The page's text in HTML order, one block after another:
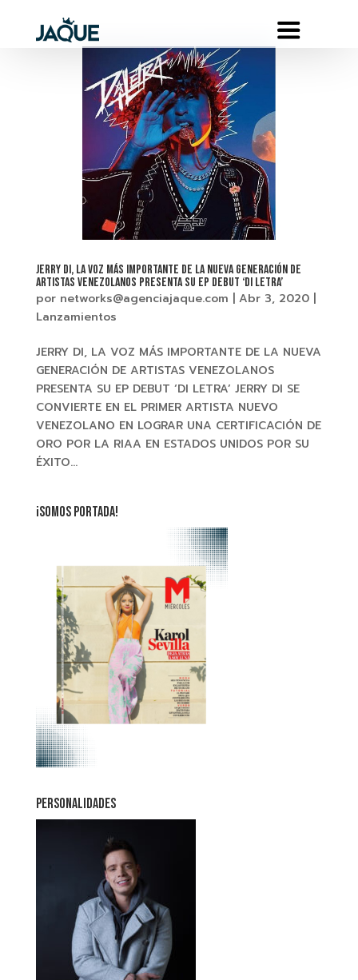
JERRY DI, LA VOZ MÁS IMPORTANTE DE LA NUEVA GENERACIÓN DE
ARTISTAS VENEZOLANOS PRESENTA SU EP DEBUT ‘DI LETRA’
por networks@agenciajaque.com Abr 3, 2020|
Lanzamientos
JERRY DI, LA VOZ MÁS IMPORTANTE DE LA NUEVA
GENERACIÓN DE ARTISTAS VENEZOLANOS
PRESENTA SU EP DEBUT ‘DI LETRA’ JERRY DI SE
CONVIERTE EN EL PRIMER ARTISTA NUEVO
VENEZOLANO EN LOGRAR UNA CERTIFICACIÓN DE
ORO POR LA RIAA EN ESTADOS UNIDOS POR SU
ÉXITO...
¡SOMOS PORTADA!
PERSONALIDADES